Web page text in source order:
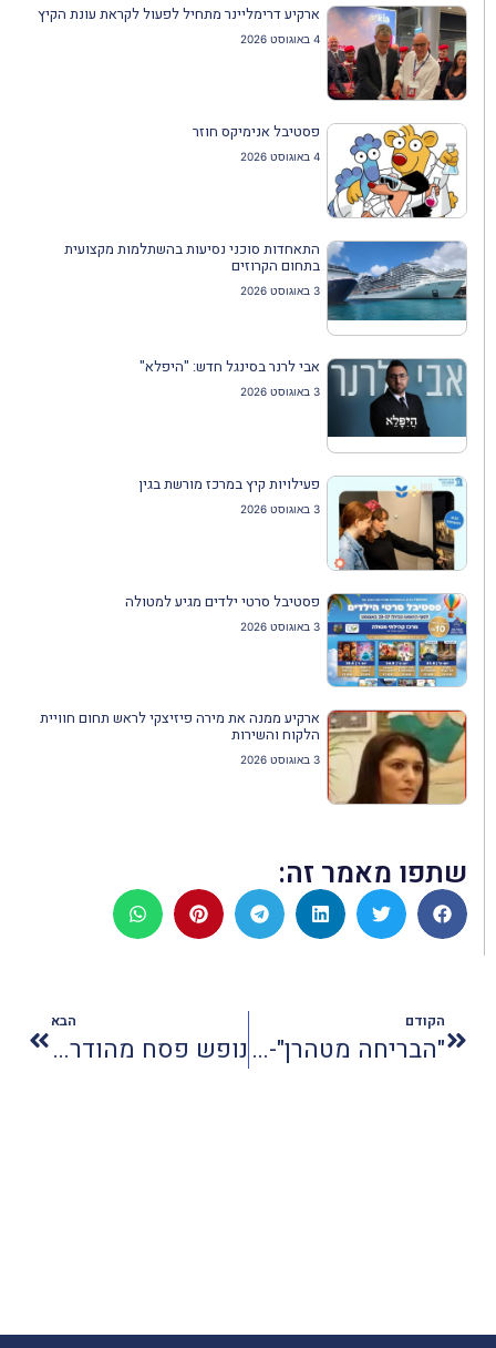
ארקיע דרימליינר מתחיל לפעול לקראת עונת הקיץ
4 באוגוסט 2026
פסטיבל אנימיקס חוזר
4 באוגוסט 2026
התאחדות סוכני נסיעות בהשתלמות מקצועית
בתחום הקרוזים
3 באוגוסט 2026
אבי לרנר בסינגל חדש: "היפלא"
3 באוגוסט 2026
פעילויות קיץ במרכז מורשת בגין
3 באוגוסט 2026
פסטיבל סרטי ילדים מגיע למטולה
3 באוגוסט 2026
ארקיע ממנה את מירה פיזיצקי לראש תחום חוויית
הלקוח והשירות
3 באוגוסט 2026
שתפו מאמר זה:
הקודם
"הבריחה מטהרן"- סיפור של תקווה ושורשים
הבא
נופש פסח מהודר בכרתים עם שינפלד